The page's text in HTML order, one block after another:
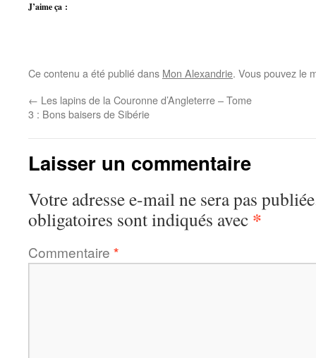
J’aime ça :
Ce contenu a été publié dans Mon Alexandrie. Vous pouvez le
← Les lapins de la Couronne d’Angleterre – Tome
3 : Bons baisers de Sibérie
Laisser un commentaire
Votre adresse e-mail ne sera pas
obligatoires sont indiqués avec *
Commentaire *